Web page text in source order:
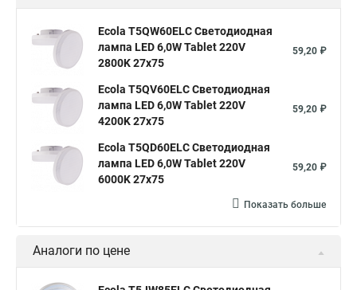
Ecola T5QW60ELC Светодиодная
лампа LED 6,0W Tablet 220V
2800K 27x75
59,20 ₽
Ecola T5QV60ELC Светодиодная
лампа LED 6,0W Tablet 220V
4200K 27x75
59,20 ₽
Ecola T5QD60ELC Светодиодная
лампа LED 6,0W Tablet 220V
6000K 27x75
59,20 ₽
Показать больше
Аналоги по цене